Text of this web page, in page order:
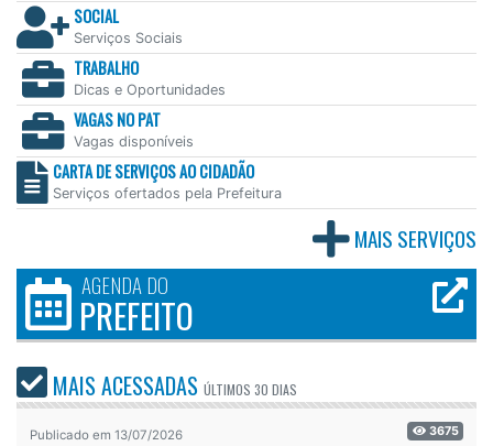
SOCIAL
Serviços Sociais
TRABALHO
Dicas e Oportunidades
VAGAS NO PAT
Vagas disponíveis
CARTA DE SERVIÇOS AO CIDADÃO
Serviços ofertados pela Prefeitura
MAIS SERVIÇOS
AGENDA DO
PREFEITO
MAIS ACESSADAS ÚLTIMOS 30 DIAS
Publicado em 13/07/2026 3675